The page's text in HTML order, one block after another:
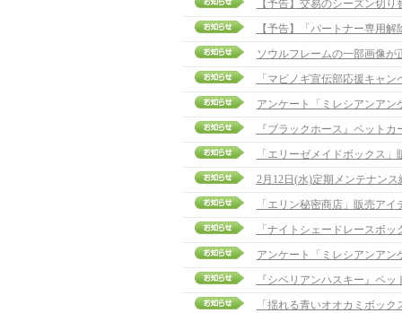
【予告】交易のシーズン切り
【予告】「パートナー専用
ソウルフレームの一部画像
「マビノギ宣伝部応援キャ
アンケート「ミレシアンアン
『ブラックホース』ペット
「エリーゼメイドボックス
2月12日(水)定期メンテナン
「エリン秘密商店」販売ア
「ナイトシェードレースボ
アンケート「ミレシアンアン
『シベリアンハスキー』ペ
「揺れる青いオオカミボッ